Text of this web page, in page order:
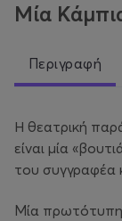
Μία
Περιγραφή
Η θεατρική
είναι μία
του συγγραφέα
Μία